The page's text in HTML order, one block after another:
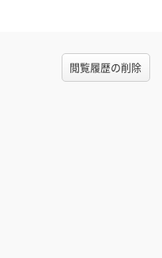
閲覧履歴の削除